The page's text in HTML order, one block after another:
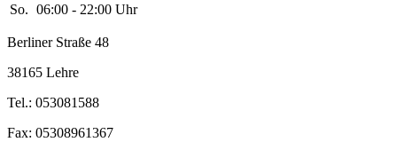
So. 06:00 - 22:00 Uhr
Berliner Straße 48
38165 Lehre
Tel.: 053081588
Fax: 05308961367